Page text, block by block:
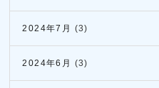
2024年7月 (3)
2024年6月 (3)